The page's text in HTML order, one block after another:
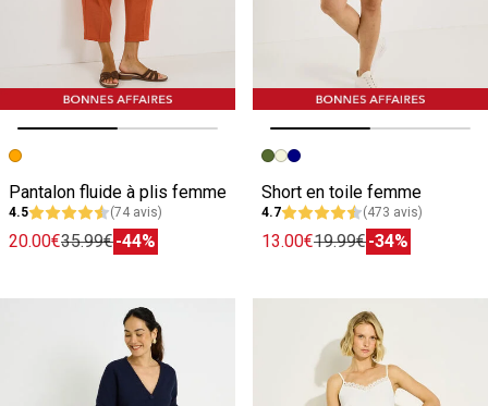
Image précédente
Image suivante
Pantalon fluide à plis femme
4.5 (74 avis)
20.00€35.99€-44%
Image précédente
Image suivante
Short en toile femme
4.7 (473 avis)
13.00€19.99€-34%